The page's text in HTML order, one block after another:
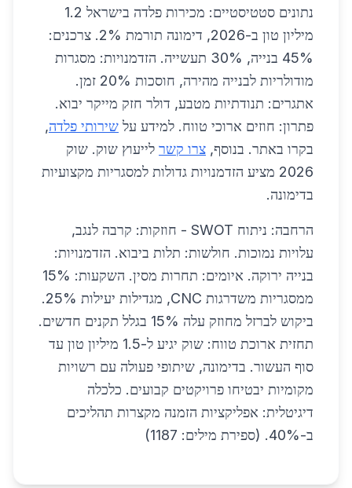
נתונים סטטיסטיים: מכירות פלדה בישראל 1.2
מיליון טון ב-2026, דימונה תורמת 2%. צרכנים:
45% בנייה, 30% תעשייה. הזדמנויות: מסגרות
מודולריות לבנייה מהירה, חוסכות 20% זמן.
אתגרים: תנודתיות מטבע, דולר חזק מייקר יבוא.
פתרון: חוזים ארוכי טווח. למידע על שירותי פלדה,
בקרו באתר. בנוסף, צרו קשר לייעוץ שוק. שוק
2026 מציע הזדמנויות גדולות למסגריות מקצועיות
בדימונה.
הרחבה: ניתוח SWOT - חוזקות: קרבה לנגב,
עלויות נמוכות. חולשות: תלות ביבוא. הזדמנויות:
בנייה ירוקה. איומים: תחרות מסין. השקעות: 15%
ממסגריות משדרגות CNC, מגדילות יעילות 25%.
ביקוש לברזל מחוזק עלה 15% בגלל תקנים חדשים.
תחזית ארוכת טווח: שוק יגיע ל-1.5 מיליון טון עד
סוף העשור. בדימונה, שיתופי פעולה עם רשויות
מקומיות יבטיחו פרויקטים קבועים. כלכלה
דיגיטלית: אפליקציות הזמנה מקצרות תהליכים
ב-40%. (ספירת מילים: 1187)